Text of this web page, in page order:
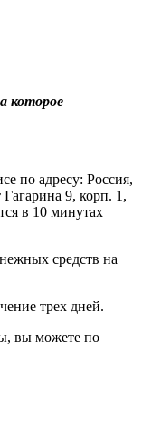
которое
по адресу: Россия,
9, корп. 1,
в 10 минутах
средств на
трех дней.
вы можете по